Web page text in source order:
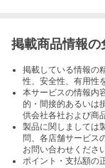
掲載商品情報の
掲載している情報の
性、安全性、有用性
本サービスの情報内
的・間接的あるいは
供会社各社および商
製品に関しましては
問、各店舗サービス
お問い合わせください
ポイント・支払額の